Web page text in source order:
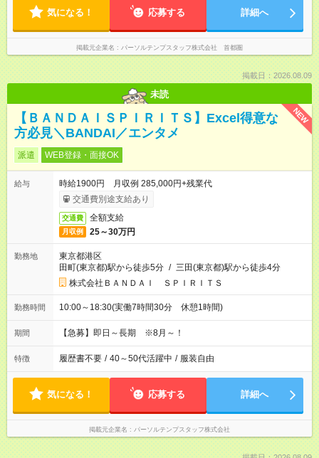
気になる！ 応募する 詳細へ
掲載元企業名 パーソルテンプスタッフ株式会社 首都圏
掲載日：2026.08.09
未読
NEW
【ＢＡＮＤＡＩＳＰＩＲＩＴＳ】Excel得意な
方必見＼BANDAI／エンタメ
派遣 WEB登録・面接OK
給与
時給1900円 月収例 285,000円+残業代
交通費別途支給あり
交通費 全額支給
月収例 25～30万円
勤務地
東京都港区
田町(東京都)駅から徒歩5分 / 三田(東京都)駅から徒歩4分
株式会社ＢＡＮＤＡＩ ＳＰＩＲＩＴＳ
勤務時間 10:00～18:30(実働7時間30分 休憩1時間)
期間 【急募】即日～長期 ※8月～！
特徴 履歴書不要 / 40～50代活躍中 / 服装自由
気になる！ 応募する 詳細へ
掲載元企業名 パーソルテンプスタッフ株式会社